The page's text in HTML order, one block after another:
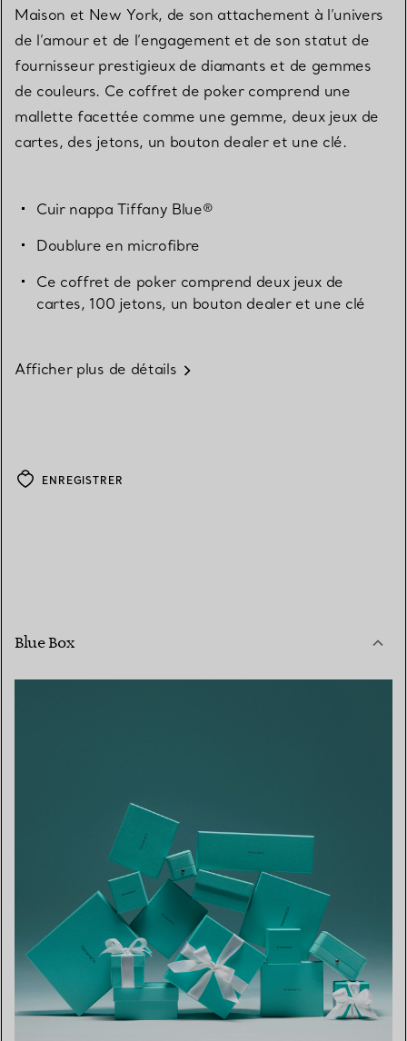
Maison et New York, de son attachement à l’univers
de l’amour et de l’engagement et de son statut de
fournisseur prestigieux de diamants et de gemmes
de couleurs. Ce coffret de poker comprend une
mallette facettée comme une gemme, deux jeux de
cartes, des jetons, un bouton dealer et une clé.
Cuir nappa Tiffany Blue®
Doublure en microfibre
Ce coffret de poker comprend deux jeux de
cartes, 100 jetons, un bouton dealer et une clé
Afficher plus de détails
ENREGISTRER
Blue Box